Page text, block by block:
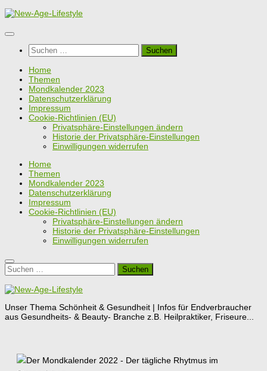
Zum
springen
Suchen
nach:
Home
Themen
Mondkalender 2023
Datenschutzerklärung
Impressum
Cookie-Richtlinien (EU)
Privatsphäre-Einstellungen ändern
Historie der Privatsphäre-Einstellungen
Einwilligungen widerrufen
Home
Themen
Mondkalender 2023
Datenschutzerklärung
Impressum
Cookie-Richtlinien (EU)
Privatsphäre-Einstellungen ändern
Historie der Privatsphäre-Einstellungen
Einwilligungen widerrufen
Suchen
nach:
Unser Thema Schönheit & Gesundheit | Infos für Endverbraucher
aus Gesundheits- & Beauty- Branche z.B. Heilpraktiker, Friseure...